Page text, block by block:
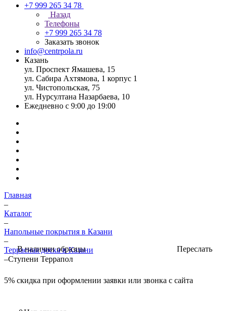
+7 999 265 34 78
Назад
Телефоны
+7 999 265 34 78
Заказать звонок
info@centrpola.ru
Казань
ул. Проспект Ямашева, 15
ул. Сабира Ахтямова, 1 корпус 1
ул. Чистопольская, 75
ул. Нурсултана Назарбаева, 10
Ежедневно с 9:00 до 19:00
Главная
–
Каталог
–
Напольные покрытия в Казани
–
Террасная доска в Казани
–Ступени Террапол
5% скидка при оформлении заявки или звонка с сайта
В наличии образцы Переслать